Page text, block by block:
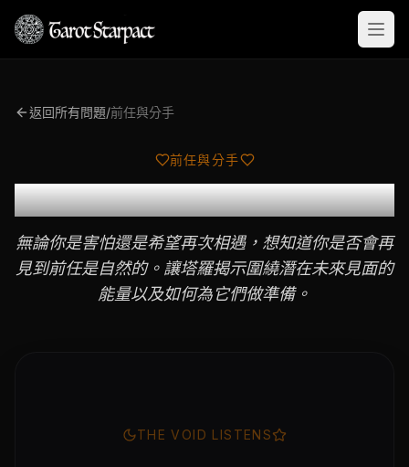
返回所有問題/前任與分手
前任與分手
我會再見到前任嗎？
無論你是害怕還是希望再次相遇，想知道你是否會再
見到前任是自然的。讓塔羅揭示圍繞潛在未來見面的
能量以及如何為它們做準備。
THE VOID LISTENS